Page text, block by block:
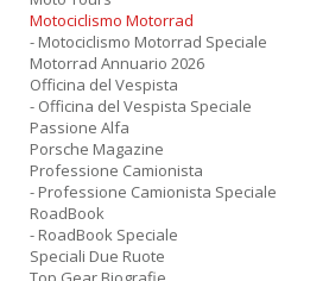
Motociclismo Motorrad
- Motociclismo Motorrad Speciale
Motorrad Annuario 2026
Officina del Vespista
- Officina del Vespista Speciale
Passione Alfa
Porsche Magazine
Professione Camionista
- Professione Camionista Speciale
RoadBook
- RoadBook Speciale
Speciali Due Ruote